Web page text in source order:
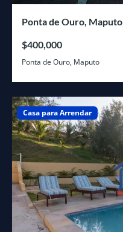
Ponta de Ouro, Maputo
$400,000
Ponta de Ouro, Maputo
Casa para Arrendar